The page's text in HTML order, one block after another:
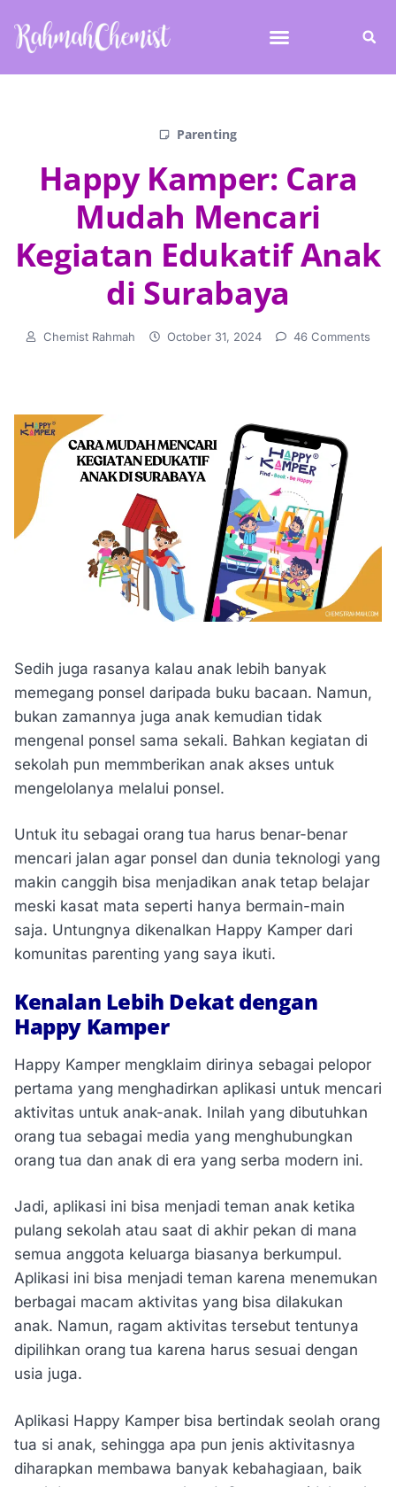
Parenting
Happy Kamper: Cara
Mudah Mencari
Kegiatan Edukatif Anak
di Surabaya
Chemist Rahmah October 31, 2024 46 Comments
Sedih juga rasanya kalau anak lebih banyak
memegang ponsel daripada buku bacaan. Namun,
bukan zamannya juga anak kemudian tidak
mengenal ponsel sama sekali. Bahkan kegiatan di
sekolah pun memmberikan anak akses untuk
mengelolanya melalui ponsel.
Untuk itu sebagai orang tua harus benar-benar
mencari jalan agar ponsel dan dunia teknologi yang
makin canggih bisa menjadikan anak tetap belajar
meski kasat mata seperti hanya bermain-main
saja. Untungnya dikenalkan Happy Kamper dari
komunitas parenting yang saya ikuti.
Kenalan Lebih Dekat dengan
Happy Kamper
Happy Kamper mengklaim dirinya sebagai pelopor
pertama yang menghadirkan aplikasi untuk mencari
aktivitas untuk anak-anak. Inilah yang dibutuhkan
orang tua sebagai media yang menghubungkan
orang tua dan anak di era yang serba modern ini.
Jadi, aplikasi ini bisa menjadi teman anak ketika
pulang sekolah atau saat di akhir pekan di mana
semua anggota keluarga biasanya berkumpul.
Aplikasi ini bisa menjadi teman karena menemukan
berbagai macam aktivitas yang bisa dilakukan
anak. Namun, ragam aktivitas tersebut tentunya
dipilihkan orang tua karena harus sesuai dengan
usia juga.
Aplikasi Happy Kamper bisa bertindak seolah orang
tua si anak, sehingga apa pun jenis aktivitasnya
diharapkan membawa banyak kebahagiaan, baik